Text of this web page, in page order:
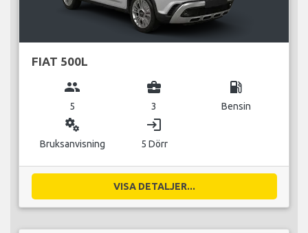
FIAT 500L
group
5
business_center
3
local_gas_station
Bensin
miscellaneous_services
Bruksanvisning
login
5 Dörr
VISA DETALJER...